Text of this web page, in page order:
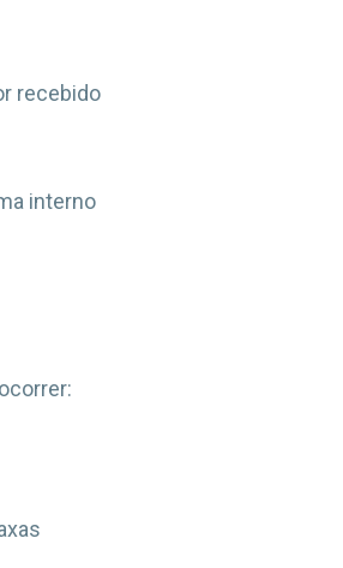
recebido
interno